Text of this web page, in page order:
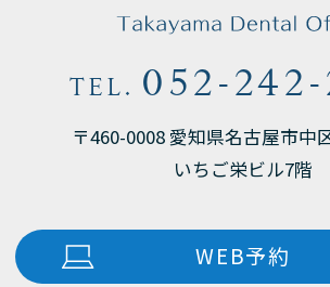
TEL. 052-242-
〒460-0008 愛知県名古屋市中
いちご栄ビル7階
WEB予約